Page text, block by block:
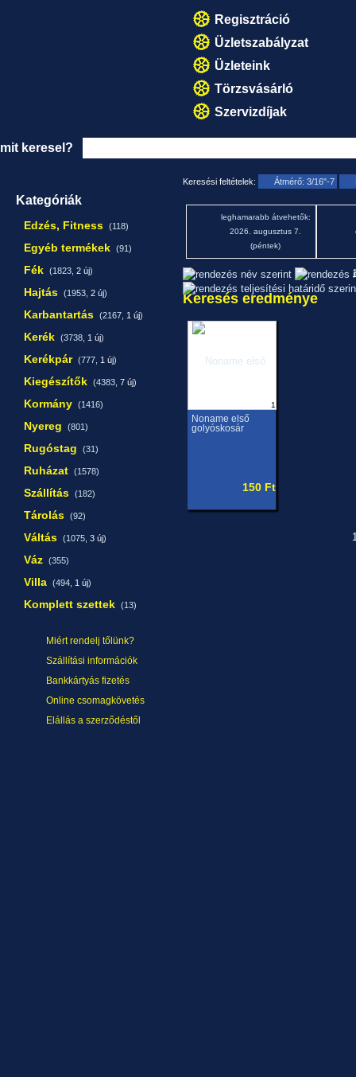
Regisztráció
Üzletszabályzat
Üzleteink
Törzsvásárló
Szervizdíjak
mit keresel?
Kategóriák
Edzés, Fitness (118)
Egyéb termékek (91)
Fék (1823, 2 új)
Hajtás (1953, 2 új)
Karbantartás (2167, 1 új)
Kerék (3738, 1 új)
Kerékpár (777, 1 új)
Kiegészítők (4383, 7 új)
Kormány (1416)
Nyereg (801)
Rugóstag (31)
Ruházat (1578)
Szállítás (182)
Tárolás (92)
Váltás (1075, 3 új)
Váz (355)
Villa (494, 1 új)
Komplett szettek (13)
Miért rendelj tőlünk?
Szállítási információk
Bankkártyás fizetés
Online csomagkövetés
Elállás a szerződéstől
Keresési feltételek: Átmérő: 3/16"-7
leghamarabb átvehetők:
2026. augusztus 7.
(péntek)
Keresés eredménye
1
Noname első
golyóskosár
150 Ft